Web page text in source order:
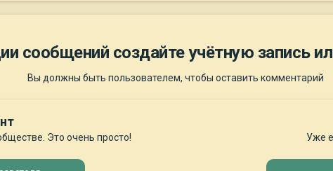
сообщений создайте учётную запись
Вы должны быть пользователем, чтобы оставить комментарий
Это очень просто! Уже